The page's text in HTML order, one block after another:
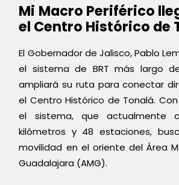
Mi Macro Periférico
el Centro Histórico de
El Gobernador de Jalisco, Pablo
el sistema de BRT más largo
ampliará su ruta para conectar
el Centro Histórico de Tonalá.
el sistema, que actualmente
kilómetros y 48 estaciones,
movilidad en el oriente del Área
Guadalajara (AMG).